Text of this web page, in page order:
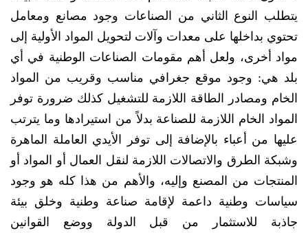
يتطلب النوع الثاني من الصناعات وجود مصانع ومعامل
تحتوي بداخلها على معدات وآلات لتحويل المواد الأولية إلى
مواد أخرى، ولعل أهم مقومات الصناعات الوطنية في أي
بلد هي: وجود موقع جغرافي مناسب وقريب من المواد
الخام ومصادر الطاقة اللازمة للتشغيل كذلك ضرورة توفر
المواد الخام اللازمة للصناعة بدلاً من استيرادها وما يترتب
عليها من أعباء بالإضافة إلى توفر الأيدي العاملة الماهرة
وشبكة الطرق والاتصالات اللازمة لنقل العمال أو المواد أو
المنتجات من المصنع وإليه، والأهم من هذا كله هو وجود
سياسات وطنية داعمة لإقامة صناعة وطنية وخلق بيئة
جاذبة للاستثمار من قبل الدولة ووضع القوانين